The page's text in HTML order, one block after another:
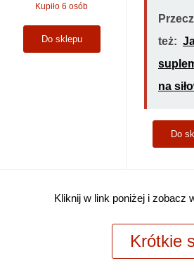
Kupiło 6 osób
Do sklepu
też:
na
Do
Kliknij w link poniżej i zobacz
Krótkie